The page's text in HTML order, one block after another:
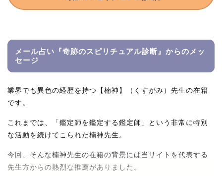
メール占い『奇跡のスピリチュアル診断』からの メッ
セージ
業界でも異色の経歴を持つ【楠神】（くすがみ）先生の在籍
です。
これまでは、「鑑定師を鑑定する鑑定師」という非常に特別
な活動を続けてこられた楠神先生。
今回、そんな楠神先生の在籍の背景には当サイトを代表する
先生方からの熱烈な推薦がありました。